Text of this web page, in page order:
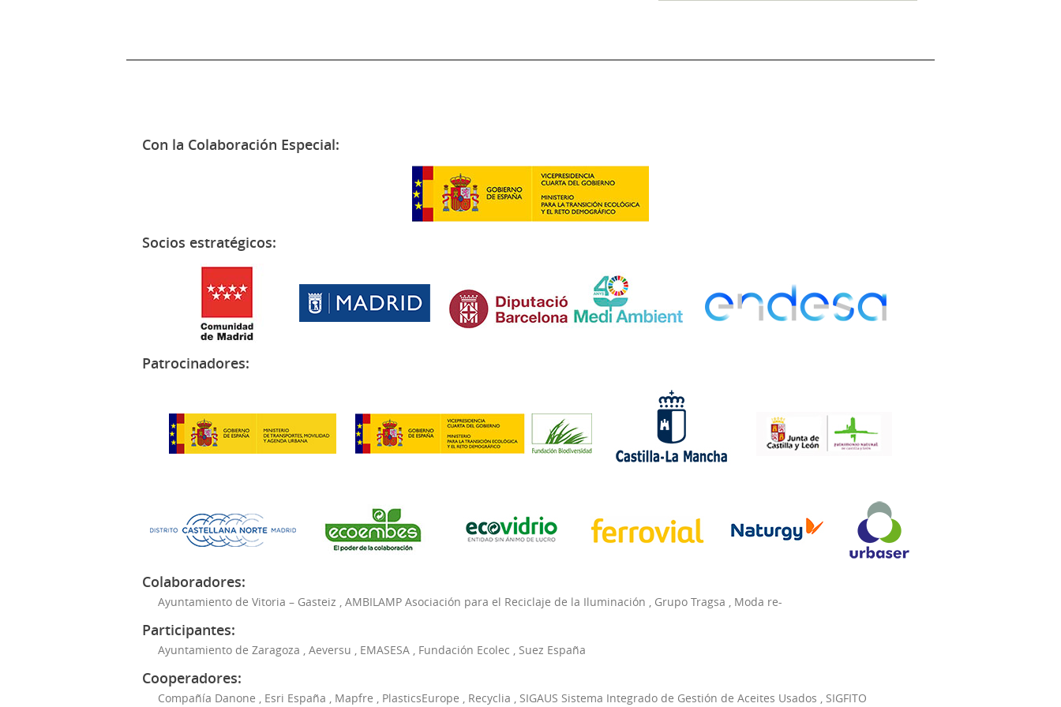
Con la Colaboración Especial:
Socios estratégicos:
Patrocinadores:
Colaboradores:
Ayuntamiento de Vitoria – Gasteiz AMBILAMP Asociación para el Reciclaje de la Iluminación Grupo Tragsa Moda re-
Participantes:
Ayuntamiento de Zaragoza Aeversu EMASESA Fundación Ecolec Suez España
Cooperadores:
Compañía Danone Esri España Mapfre PlasticsEurope Recyclia SIGAUS Sistema Integrado de Gestión de Aceites Usados
SIGFITO